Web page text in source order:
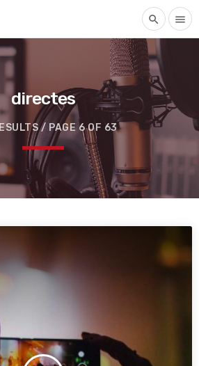
search menu
directes
/ PAGE 6 OF 63